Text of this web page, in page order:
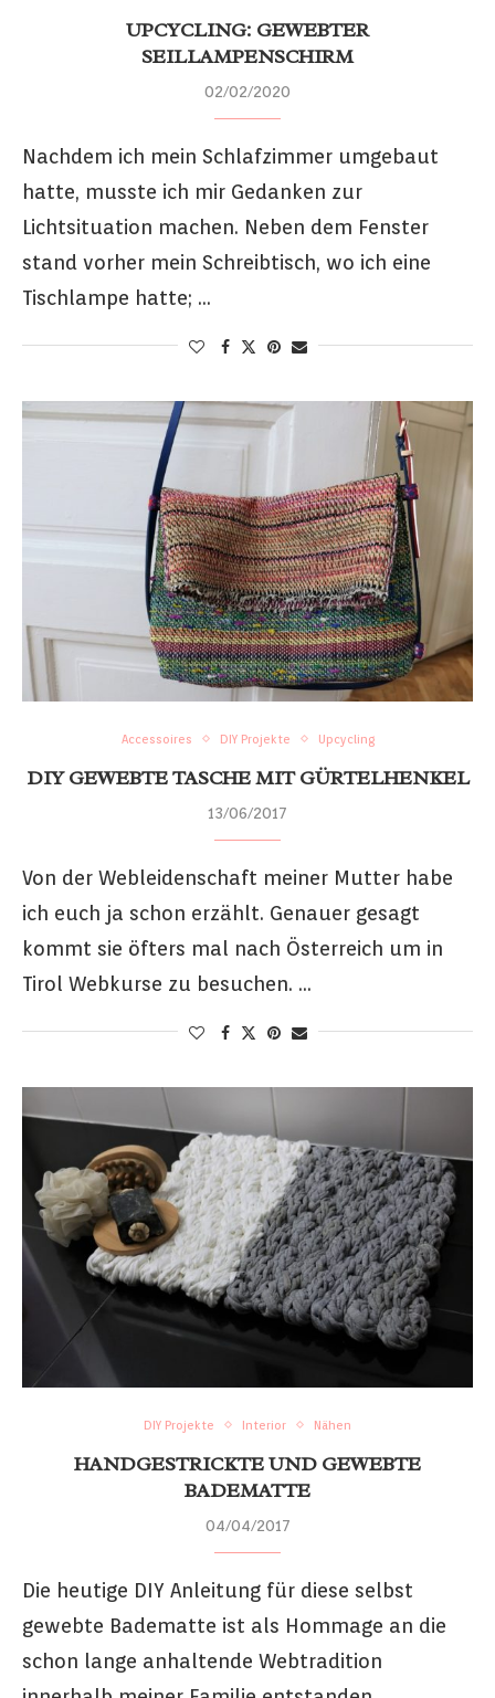
UPCYCLING: GEWEBTER
SEILLAMPENSCHIRM
02/02/2020
Nachdem ich mein Schlafzimmer umgebaut
hatte, musste ich mir Gedanken zur
Lichtsituation machen. Neben dem Fenster
stand vorher mein Schreibtisch, wo ich eine
Tischlampe hatte; …
Accessoires DIY Projekte Upcycling
DIY GEWEBTE TASCHE MIT GÜRTELHENKEL
13/06/2017
Von der Webleidenschaft meiner Mutter habe
ich euch ja schon erzählt. Genauer gesagt
kommt sie öfters mal nach Österreich um in
Tirol Webkurse zu besuchen. …
DIY Projekte Interior Nähen
HANDGESTRICKTE UND GEWEBTE
BADEMATTE
04/04/2017
Die heutige DIY Anleitung für diese selbst
gewebte Badematte ist als Hommage an die
schon lange anhaltende Webtradition